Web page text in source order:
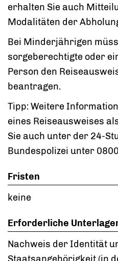
erhalten Sie auch
Modalitäten der
Bei Minderjährigen
sorgeberechtigte oder
Person den
beantragen.
Tipp: Weitere
eines Reiseausweises
Sie auch unter der 24-
Bundespolizei unter
Fristen
keine
Erforderliche
Nachweis der Identität